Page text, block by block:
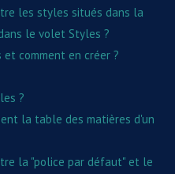
les styles situés dans la
le volet Styles ?
comment en créer ?
?
la table des matières d'un
la "police par défaut" et le